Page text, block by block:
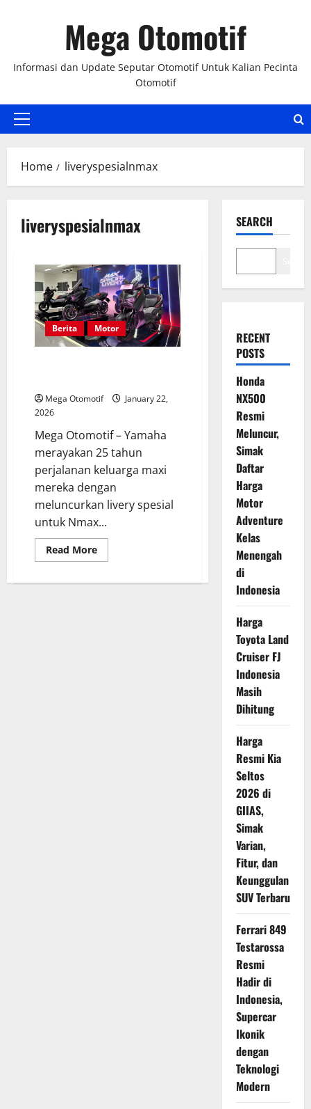
Mega Otomotif
Informasi dan Update Seputar Otomotif Untuk Kalian Pecinta
Otomotif
Primary
Home liveryspesialnmax
liveryspesialnmax
Berita Motor
Mega Otomotif
January 22,
2026
Mega Otomotif – Yamaha
merayakan 25 tahun
perjalanan keluarga maxi
mereka dengan
meluncurkan livery spesial
untuk Nmax...
Read MoreRead
more
Spesial
SEARCH
RECENT
POSTS
Honda
NX500
Resmi
Meluncur,
Simak
Daftar
Harga
Motor
Adventure
Kelas
Menengah
di
Indonesia
Harga
Toyota Land
Cruiser FJ
Indonesia
Masih
Dihitung
Harga
Resmi Kia
Seltos
2026 di
GIIAS,
Simak
Varian,
Fitur, dan
Keunggulan
SUV Terbaru
Ferrari 849
Testarossa
Resmi
Hadir di
Indonesia,
Supercar
Ikonik
dengan
Teknologi
Modern